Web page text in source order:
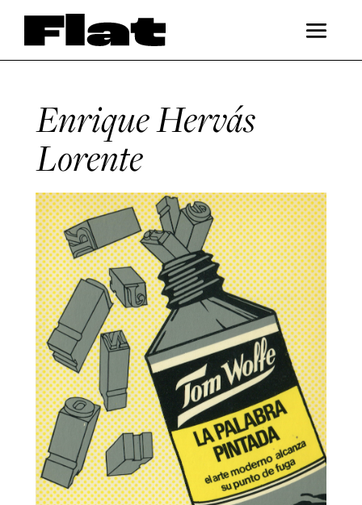
Enrique Hervás
Lorente